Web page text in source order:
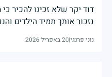
דוד יקר שלא זכינו להכיר
נזכור אותך תמיד הילדים
נוני פרנגי|20 באפריל 2026